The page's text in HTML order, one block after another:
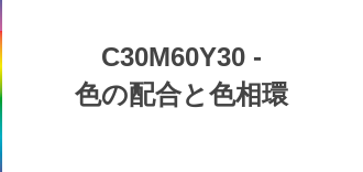
C30M60Y30 -
色の配合と色相環